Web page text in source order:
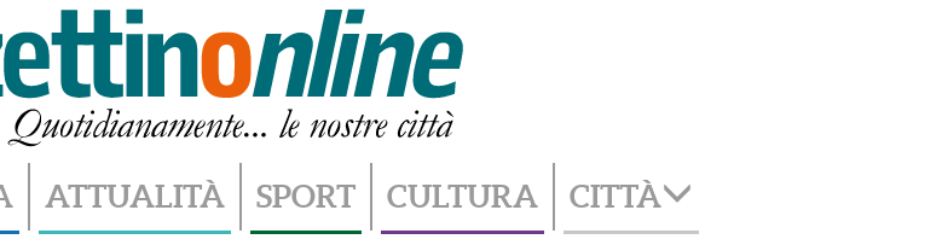
ATTUALITÀ SPORT CULTURA CITTÀ